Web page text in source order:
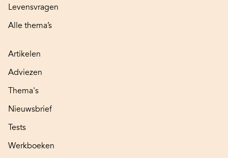
Levensvragen
Alle thema’s
Artikelen
Adviezen
Thema's
Nieuwsbrief
Tests
Werkboeken